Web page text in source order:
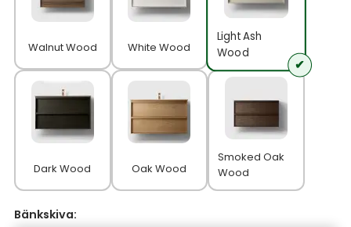
Walnut Wood White Wood
Light Ash
Wood
Dark Wood Oak Wood
Smoked Oak
Wood
Bänkskiva: